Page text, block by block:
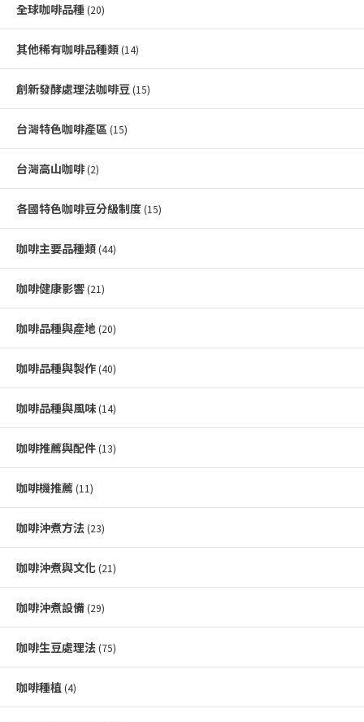
全球咖啡品種 (20)
其他稀有咖啡品種類 (14)
創新發酵處理法咖啡豆 (15)
台灣特色咖啡產區 (15)
台灣高山咖啡(2)
各國特色咖啡豆分級制度 (15)
咖啡主要品種類 (44)
咖啡健康影響 (21)
咖啡品種與產地 (20)
咖啡品種與製作 (40)
咖啡品種與風味(14)
咖啡推薦與配件 (13)
咖啡機推薦 (11)
咖啡沖煮方法 (23)
咖啡沖煮與文化 (21)
咖啡沖煮設備 (29)
咖啡生豆處理法 (75)
咖啡種植 (4)